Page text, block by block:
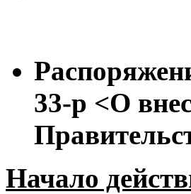
33-р <О
Начало